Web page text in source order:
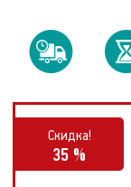
Скидка!
35 %